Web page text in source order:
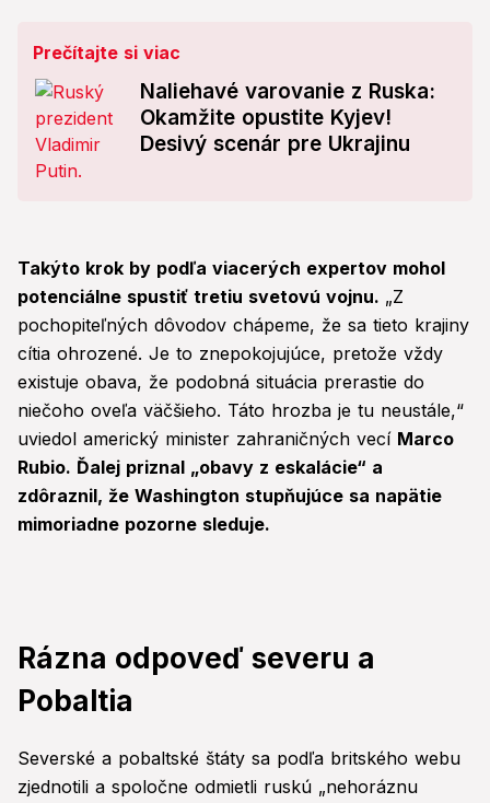
Prečítajte si viac
Naliehavé varovanie z Ruska:
Okamžite opustite Kyjev!
Desivý scenár pre Ukrajinu
Takýto krok by podľa viacerých expertov mohol
potenciálne spustiť tretiu svetovú vojnu. „Z
pochopiteľných dôvodov chápeme, že sa tieto krajiny
cítia ohrozené. Je to znepokojujúce, pretože vždy
existuje obava, že podobná situácia prerastie do
niečoho oveľa väčšieho. Táto hrozba je tu neustále,“
uviedol americký minister zahraničných vecí Marco
Rubio. Ďalej priznal „obavy z eskalácie“ a
zdôraznil, že Washington stupňujúce sa napätie
mimoriadne pozorne sleduje.
Rázna odpoveď severu a
Pobaltia
Severské a pobaltské štáty sa podľa britského webu
zjednotili a spoločne odmietli ruskú „nehoráznu